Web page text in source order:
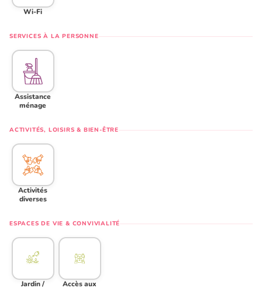
Wi-Fi
SERVICES À LA PERSONNE
Assistance
ménage
ACTIVITÉS, LOISIRS & BIEN-ÊTRE
Activités
diverses
ESPACES DE VIE & CONVIVIALITÉ
Jardin /
Accès aux